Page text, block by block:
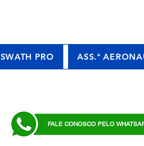
SWATH PRO ASS.ª
FALE CONOSCO PELO